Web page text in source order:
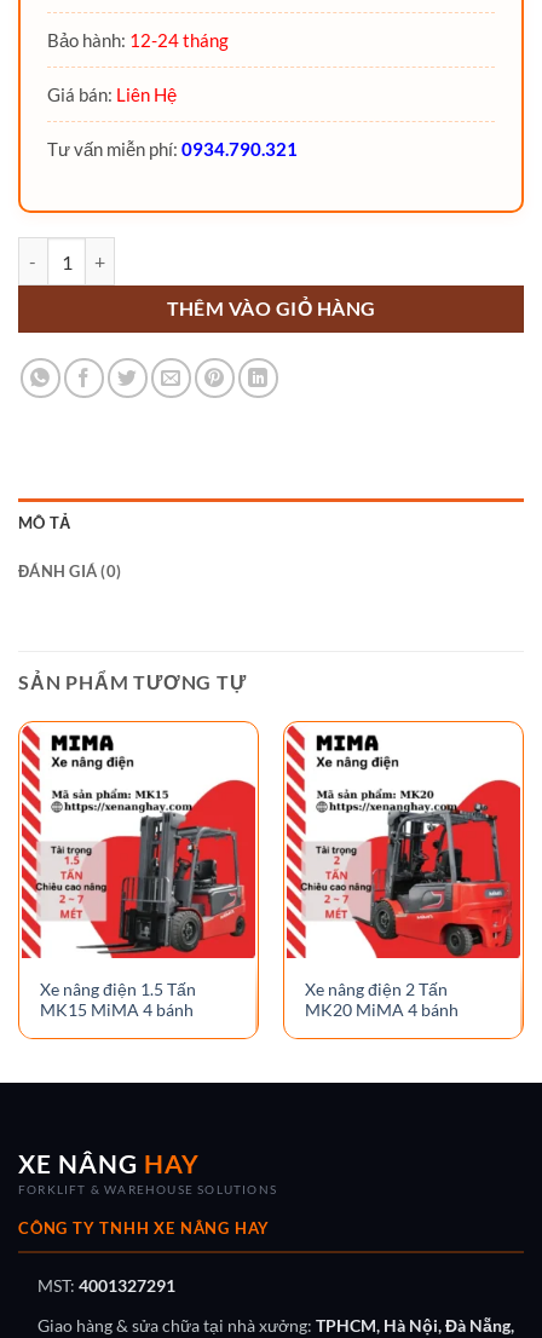
Bảo hành: 12-24 tháng
Giá bán: Liên Hệ
Tư vấn miễn phí: 0934.790.321
THÊM VÀO GIỎ HÀNG
MÔ TẢ
ĐÁNH GIÁ (0)
SẢN PHẨM TƯƠNG TỰ
Xe nâng điện 1.5 Tấn
MK15 MiMA 4 bánh
Xe nâng điện 2 Tấn
MK20 MiMA 4 bánh
XE NÂNG HAY
FORKLIFT & WAREHOUSE SOLUTIONS
CÔNG TY TNHH XE NÂNG HAY
MST: 4001327291
Giao hàng & sửa chữa tại nhà xưởng: TPHCM, Hà Nội, Đà Nẵng,